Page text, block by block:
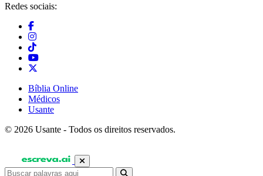
Redes sociais:
Bíblia Online
Médicos
Usante
© 2026 Usante - Todos os direitos reservados.